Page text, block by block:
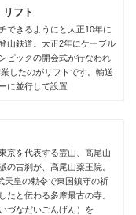
フト
できるようにと大正10年に
山鉄道。大正2年にケーブル
ピックの開会式が行なわれ
したのがリフトです。輸送
に並行して設置
京を代表する霊山、高尾山
の古刹が、高尾山薬王院。
天皇の勅令で東国鎮守の祈
たと伝わる多摩最古の寺。
づなだいごんげん）を